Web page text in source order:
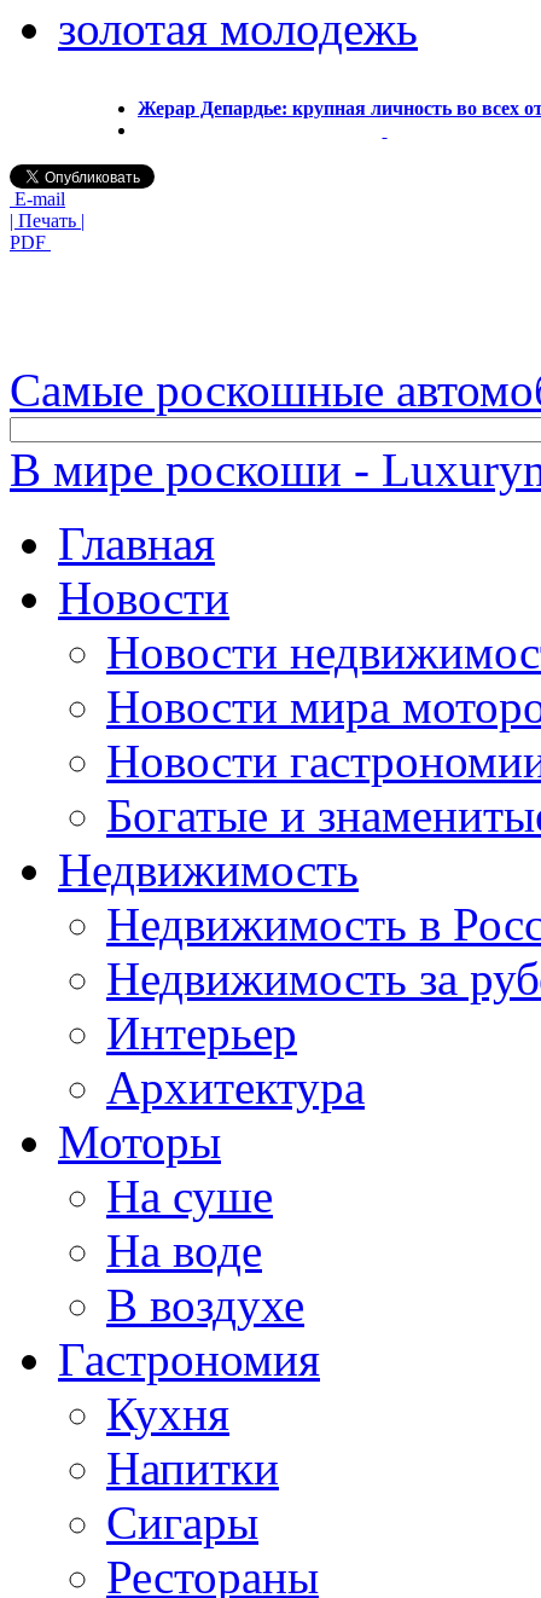
золотая молодежь
Жерар Депардье: крупная личность во всех
E-mail
| Печать |
PDF
Самые роскошные
В мире роскоши -
Главная
Новости
Новости
Новости мира
Новости
Богатые и
Недвижимость
Недвижимость в
Недвижимость за
Интерьер
Архитектура
Моторы
На суше
На воде
В воздухе
Гастрономия
Кухня
Напитки
Сигары
Рестораны